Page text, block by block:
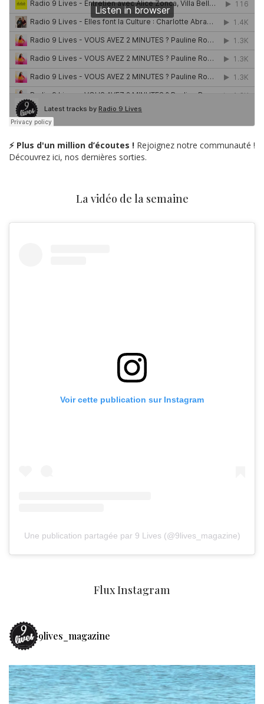
⚡ Plus d'un million d’écoutes ! Rejoignez notre communauté !
Découvrez ici, nos dernières sorties.
La vidéo de la semaine
Voir cette publication sur Instagram
Une publication partagée par 9 Lives (@9lives_magazine)
Flux Instagram
9lives_magazine